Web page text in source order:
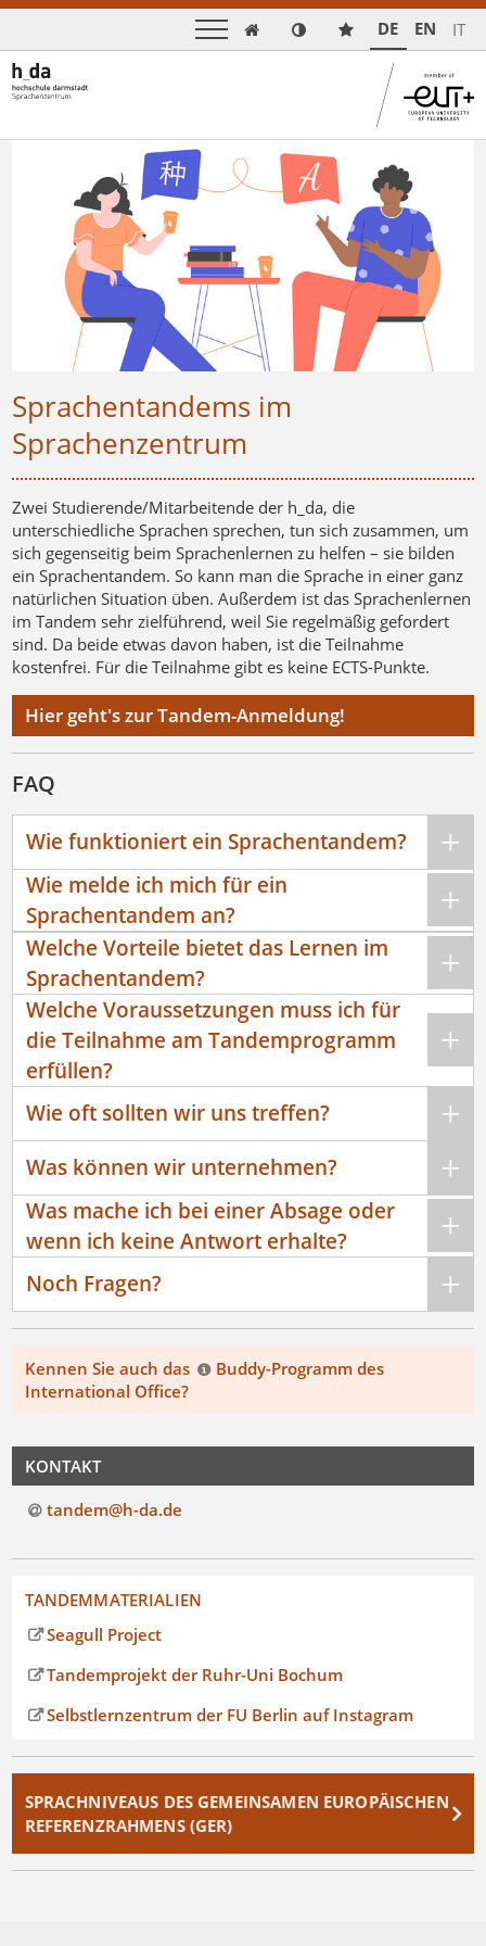
 DE EN IT
Sprachentandems im
Sprachenzentrum
Zwei Studierende/Mitarbeitende der h_da, die
unterschiedliche Sprachen sprechen, tun sich zusammen, um
sich gegenseitig beim Sprachenlernen zu helfen – sie bilden
ein Sprachentandem. So kann man die Sprache in einer ganz
natürlichen Situation üben. Außerdem ist das Sprachenlernen
im Tandem sehr zielführend, weil Sie regelmäßig gefordert
sind. Da beide etwas davon haben, ist die Teilnahme
kostenfrei. Für die Teilnahme gibt es keine ECTS-Punkte.
Hier geht's zur Tandem-Anmeldung!
FAQ
Wie funktioniert ein Sprachentandem?
Wie melde ich mich für ein
Sprachentandem an?
Welche Vorteile bietet das Lernen im
Sprachentandem?
Welche Voraussetzungen muss ich für
die Teilnahme am Tandemprogramm
erfüllen?
Wie oft sollten wir uns treffen?
Was können wir unternehmen?
Was mache ich bei einer Absage oder
wenn ich keine Antwort erhalte?
Noch Fragen?
Kennen Sie auch das Buddy-Programmdes
International Office?
KONTAKT
tandem@h-da.de
TANDEMMATERIALIEN
Seagull Project
Tandemprojekt der Ruhr-Uni Bochum
Selbstlernzentrum der FU Berlin auf Instagram
SPRACHNIVEAUS DES GEMEINSAMEN EUROPÄISCHEN
REFERENZRAHMENS (GER)